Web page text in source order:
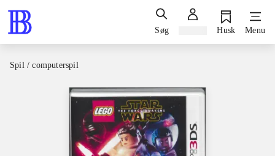
Søg Husk Menu
Spil / computerspil